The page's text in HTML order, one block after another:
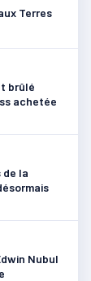
Terres
brûlé
achetée
de la
Nubul